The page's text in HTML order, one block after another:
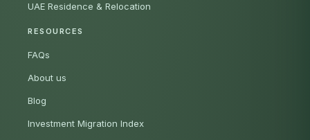
UAE Residence & Relocation
RESOURCES
FAQs
About us
Blog
Investment Migration Index